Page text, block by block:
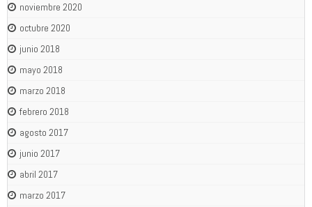
noviembre 2020
octubre 2020
junio 2018
mayo 2018
marzo 2018
febrero 2018
agosto 2017
junio 2017
abril 2017
marzo 2017